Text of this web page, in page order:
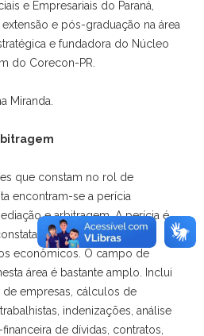
e Empresariais do Paraná,
e pós-graduação na área
e fundadora do Núcleo
do Corecon-PR.
Miranda.
que constam no rol de
encontram-se a perícia
e arbitragem. A perícia é
fatos, causas e
econômicos. O campo de
área é bastante amplo. Inclui
de empresas, cálculos de
indenizações, análise
de dívidas, contratos,